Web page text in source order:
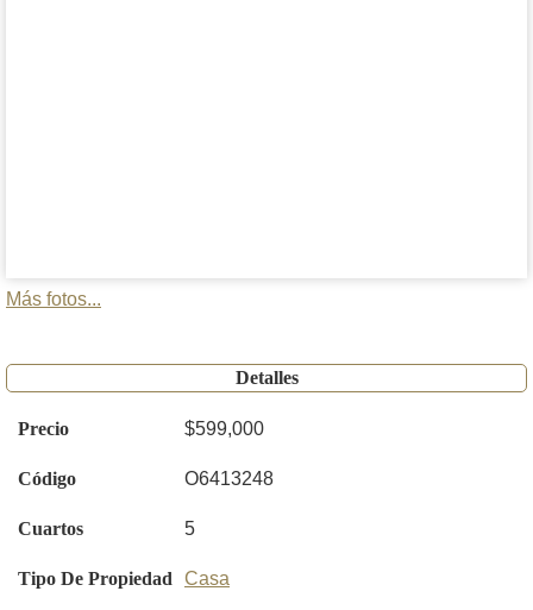
Más fotos...
Detalles
Precio $599,000
Código O6413248
Cuartos 5
Tipo De Propiedad Casa